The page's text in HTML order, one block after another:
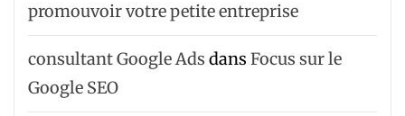
promouvoir votre petite entreprise
consultant Google Ads dans Focus sur le
Google SEO